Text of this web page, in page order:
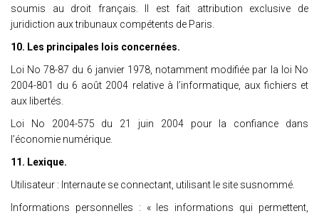
soumis au droit français. Il est fait attribution exclusive de
juridiction aux tribunaux compétents de Paris.
10. Les principales lois concernées.
Loi No 78-87 du 6 janvier 1978, notamment modifiée par la loi No
2004-801 du 6 août 2004 relative à l’informatique, aux fichiers et
aux libertés.
Loi No 2004-575 du 21 juin 2004 pour la confiance dans
l’économie numérique.
11. Lexique.
Utilisateur : Internaute se connectant, utilisant le site susnommé.
Informations personnelles : « les informations qui permettent,